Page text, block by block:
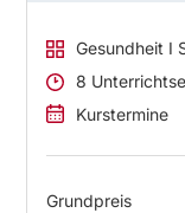
Gesundheit I
8
Kurstermine
Grundpreis